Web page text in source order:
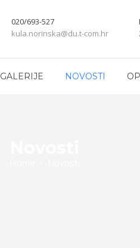
020/693-527
kula.norinska@du.t-com.hr
GALERIJE NOVOSTI